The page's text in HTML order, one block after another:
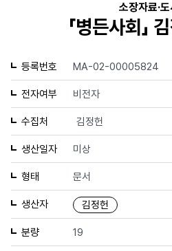
소장자료·
「병든사회」
등록번호 MA-02-00005824
전자여부 비전자
수집처 김정헌
생산일자 미상
형태 문서
생산자 김정헌
분량 19